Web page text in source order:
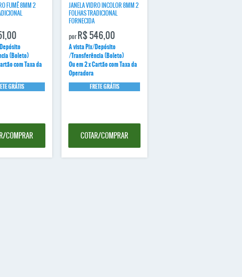
FUMÊ 8MM 2
(Boleto)
com Taxa da
GRÁTIS
COMPRAR
JANELA VIDRO INCOLOR 8MM 2
FOLHAS TRADICIONAL
FORNECIDA
porR$ 546,00
A vista Pix/Depósito
/Transferência (Boleto)
Ou em 2 x Cartão com Taxa da
Operadora
FRETE GRÁTIS
COTAR/COMPRAR